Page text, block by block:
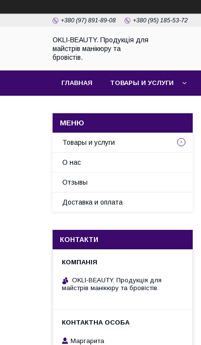
+380 (97) 891-89-08 +380 (95) 185-53-72
OKLI-BEAUTY. Продукція для
майстрів манікюру та
бровістів.
ГЛАВНАЯ ТОВАРЫ И УСЛУГИ
Товары и услуги
О нас
Отзывы
Доставка и оплата
КОНТАКТИ
OKLI-BEAUTY. Продукція для
майстрів манікюру та бровістів.
Маргарита